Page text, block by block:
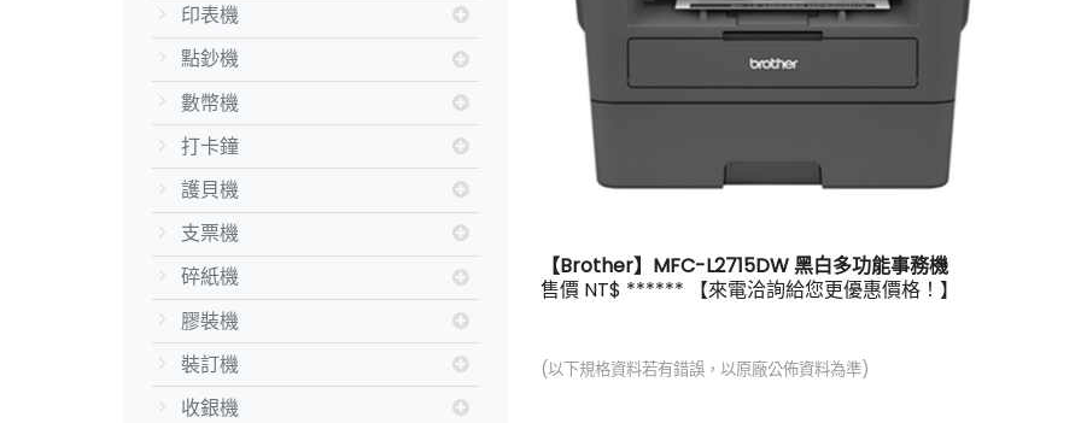
印表機
點鈔機
數幣機
打卡鐘
護貝機
支票機
碎紙機
膠裝機
裝訂機
收銀機
【Brother】MFC-L2715DW 黑白多功能事務機
售價 NT$ ****** 【來電洽詢給您更優惠價格！】
(以下規格資料若有錯誤，以原廠公佈資料為準)